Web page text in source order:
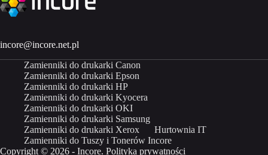
incore@incore.net.pl
Zamienniki do drukarki Canon
Zamienniki do drukarki Epson
Zamienniki do drukarki HP
Zamienniki do drukarki Kyocera
Zamienniki do drukarki OKI
Zamienniki do drukarki Samsung
Zamienniki do drukarki Xerox
Hurtownia IT
Zamienniki do Tuszy i Tonerów Incore
Copyright © 2026 - Incore. Polityka prywatności